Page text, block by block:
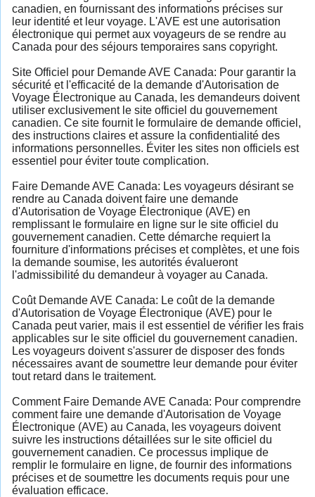
canadien, en fournissant des informations précises sur
leur identité et leur voyage. L'AVE est une autorisation
électronique qui permet aux voyageurs de se rendre au
Canada pour des séjours temporaires sans copyright.
Site Officiel pour Demande AVE Canada: Pour garantir la
sécurité et l'efficacité de la demande d'Autorisation de
Voyage Électronique au Canada, les demandeurs doivent
utiliser exclusivement le site officiel du gouvernement
canadien. Ce site fournit le formulaire de demande officiel,
des instructions claires et assure la confidentialité des
informations personnelles. Éviter les sites non officiels est
essentiel pour éviter toute complication.
Faire Demande AVE Canada: Les voyageurs désirant se
rendre au Canada doivent faire une demande
d'Autorisation de Voyage Électronique (AVE) en
remplissant le formulaire en ligne sur le site officiel du
gouvernement canadien. Cette démarche requiert la
fourniture d'informations précises et complètes, et une fois
la demande soumise, les autorités évalueront
l'admissibilité du demandeur à voyager au Canada.
Coût Demande AVE Canada: Le coût de la demande
d'Autorisation de Voyage Électronique (AVE) pour le
Canada peut varier, mais il est essentiel de vérifier les frais
applicables sur le site officiel du gouvernement canadien.
Les voyageurs doivent s'assurer de disposer des fonds
nécessaires avant de soumettre leur demande pour éviter
tout retard dans le traitement.
Comment Faire Demande AVE Canada: Pour comprendre
comment faire une demande d'Autorisation de Voyage
Électronique (AVE) au Canada, les voyageurs doivent
suivre les instructions détaillées sur le site officiel du
gouvernement canadien. Ce processus implique de
remplir le formulaire en ligne, de fournir des informations
précises et de soumettre les documents requis pour une
évaluation efficace.